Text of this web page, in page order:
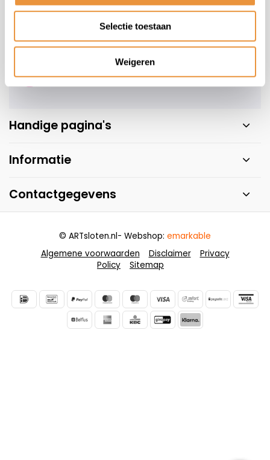
Selectie toestaan
Weigeren
Veelgestelde vragen
+31 78 780 2330
info@artsloten.nl
Handige pagina's
Informatie
Contactgegevens
Algemene voorwaarden Disclaimer
Privacy
Policy
Sitemap
© ARTsloten.nl- Webshop: emarkable